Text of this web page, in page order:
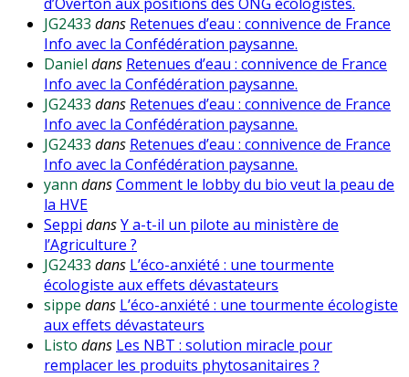
JG2433 dans Retenues d’eau : connivence de France
Info avec la Confédération paysanne.
Daniel dans Retenues d’eau : connivence de France
Info avec la Confédération paysanne.
JG2433 dans Retenues d’eau : connivence de France
Info avec la Confédération paysanne.
JG2433 dans Retenues d’eau : connivence de France
Info avec la Confédération paysanne.
yann dansComment le lobby du bio veut la peau de
la HVE
Seppi dansY a-t-il un pilote au ministère de
l’Agriculture ?
JG2433 dans L’éco-anxiété : une tourmente
écologiste aux effets dévastateurs
sippe dans L’éco-anxiété : une tourmente écologiste
aux effets dévastateurs
Listo dans Les NBT : solution miracle pour
remplacer les produits phytosanitaires ?